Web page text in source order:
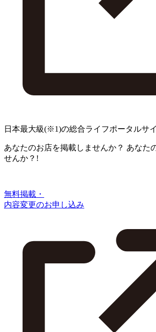
日本最大級(※1)の総合ライフポータルサ
あなたのお店を掲載しませんか？ あなた
せんか？!
無料掲載・
内容変更のお申し込み